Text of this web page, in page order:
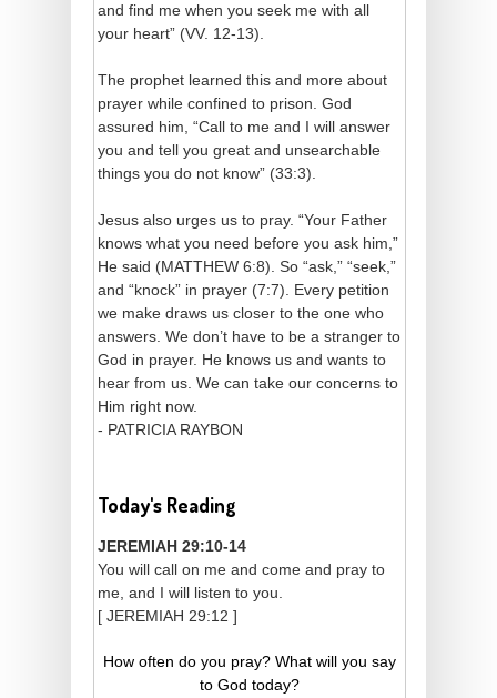
and find me when you seek me with all
your heart” (VV. 12-13).
The prophet learned this and more about
prayer while confined to prison. God
assured him, “Call to me and I will answer
you and tell you great and unsearchable
things you do not know” (33:3).
Jesus also urges us to pray. “Your Father
knows what you need before you ask him,”
He said (MATTHEW 6:8). So “ask,” “seek,”
and “knock” in prayer (7:7). Every petition
we make draws us closer to the one who
answers. We don’t have to be a stranger to
God in prayer. He knows us and wants to
hear from us. We can take our concerns to
Him right now.
- PATRICIA RAYBON
Today's Reading
JEREMIAH 29:10-14
You will call on me and come and pray to
me, and I will listen to you.
[ JEREMIAH 29:12 ]
How often do you pray? What will you say
to God today?